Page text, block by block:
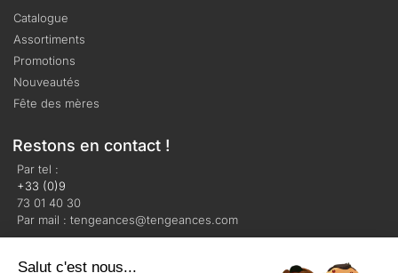
Catalogue
Assortiments
Promotions
Nouveautés
Fête des mères
Restons en contact !
Par tel :
+33 (0)9
73 01 40 30
Par mail : tengeances@tengeances.com
Salut c'est nous...